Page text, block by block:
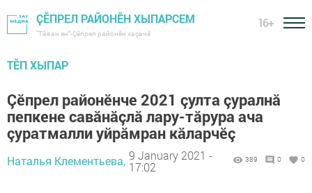
ҪӖПРЕЛ РАЙОНӖН ХЫПАРСЕМ
"Тӑван ен"-Çĕпрел районĕн хаçачӗ
16+
ТӖП ХЫПАР
Çĕпрел районĕнче 2021 çулта çуралнă
пепкене савăнăçлă лару-тăрура ача
çуратмалли уйрăмран кăларчĕç
Наталья Клементьева, 9 January 2021 -
17:02
389 0 0